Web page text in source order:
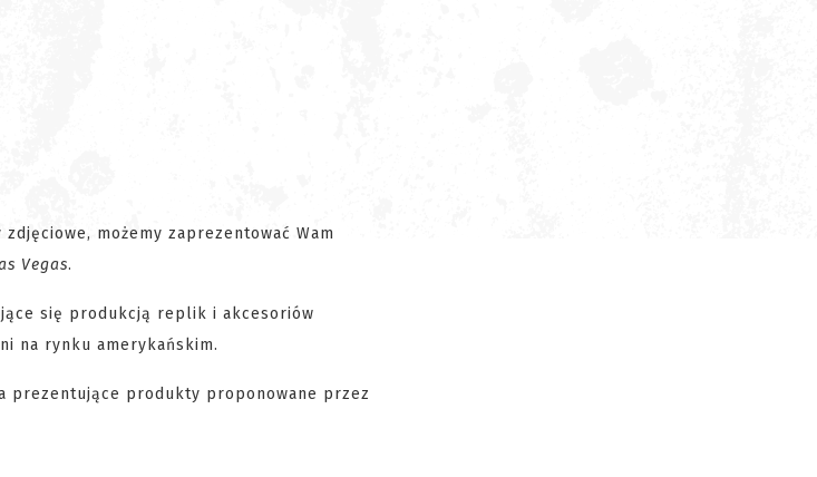
możemy zaprezentować Wam
Vegas.
się produkcją replik i akcesoriów
na rynku amerykańskim.
prezentujące produkty proponowane przez